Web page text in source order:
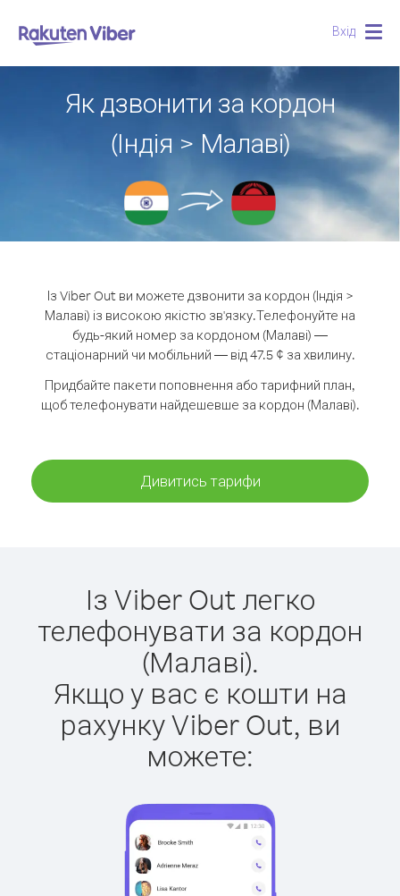
Вхід
Як дзвонити за кордон
(Індія > Малаві)
Із Viber Out ви можете дзвонити за кордон (Індія >
Малаві) із високою якістю зв'язку.Телефонуйте на
будь-який номер за кордоном (Малаві) —
стаціонарний чи мобільний — від 47.5 ¢ за хвилину.
Придбайте пакети поповнення або тарифний план,
щоб телефонувати найдешевше за кордон (Малаві).
Дивитись тарифи
Із Viber Out легко
телефонувати за кордон
(Малаві).
Якщо у вас є кошти на
рахунку Viber Out, ви
можете: